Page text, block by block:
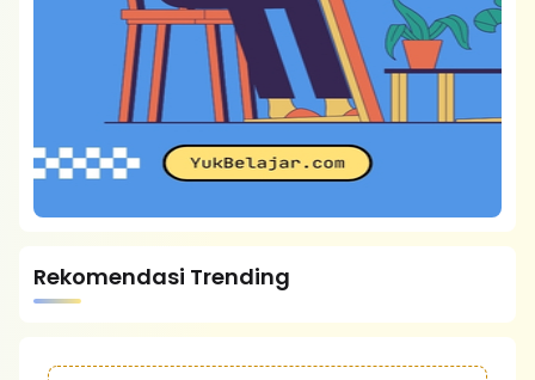
Rekomendasi Trending